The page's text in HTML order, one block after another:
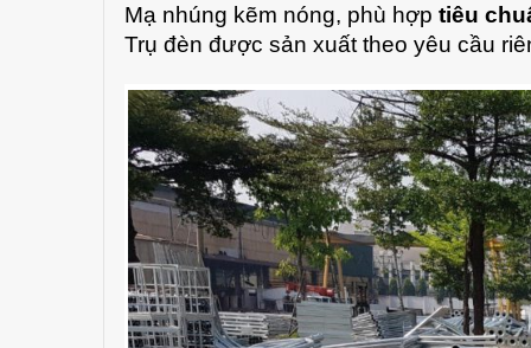
Mạ nhúng kẽm nóng, phù hợp tiêu
Trụ đèn được sản xuất theo yêu cầu